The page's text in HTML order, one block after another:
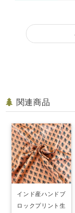
関連商品
インド産ハンドブ
ロックプリント生